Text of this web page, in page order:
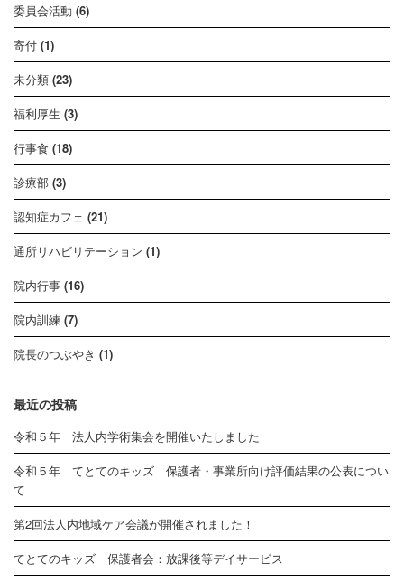
委員会活動 (6)
寄付 (1)
未分類 (23)
福利厚生 (3)
行事食 (18)
診療部 (3)
認知症カフェ (21)
通所リハビリテーション (1)
院内行事 (16)
院内訓練 (7)
院長のつぶやき (1)
最近の投稿
令和５年 法人内学術集会を開催いたしました
令和５年 てとてのキッズ 保護者・事業所向け評価結果の公表につい
て
第2回法人内地域ケア会議が開催されました！
てとてのキッズ 保護者会：放課後等デイサービス